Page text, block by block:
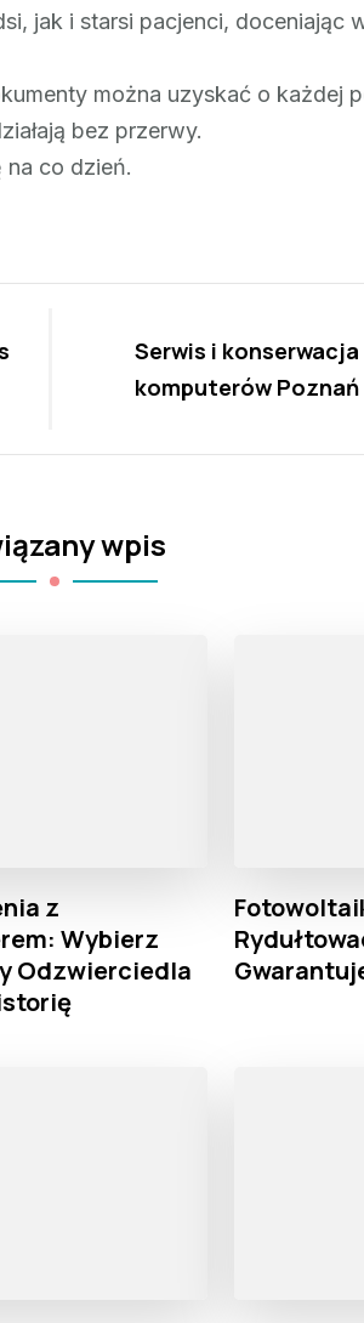
jak i starsi pacjenci, doceniając
można uzyskać o każdej
bez przerwy.
co dzień.
Serwis i konserwacja
komputerów Poznań
wpis
z
Wybierz
Odzwierciedla